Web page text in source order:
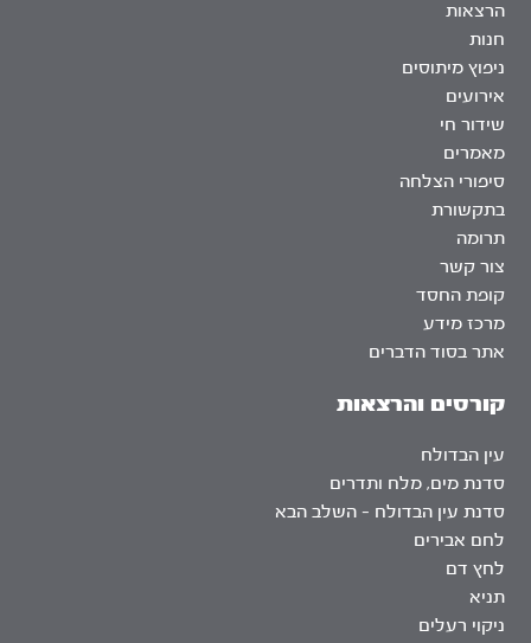
הרצאות
חנות
ניפוץ מיתוסים
אירועים
שידור חי
מאמרים
סיפורי הצלחה
בתקשורת
תרומה
צור קשר
קופת החסד
מרכז מידע
אתר בסוד הדברים
קורסים והרצאות
עין הבדולח
סדנת מים, מלח ותדרים
סדנת עין הבדולח – השלב הבא
לחם אבירים
לחץ דם
תניא
ניקוי רעלים